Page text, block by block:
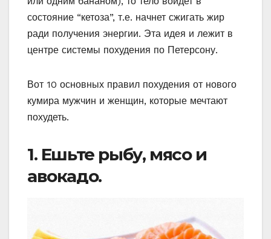
состояние “кетоза”, т.е. начнет сжигать жир
ради получения энергии. Эта идея и лежит в
центре системы похудения по Петерсону.
Вот 10 основных правил похудения от нового
кумира мужчин и женщин, которые мечтают
похудеть.
1. Ешьте рыбу, мясо и
авокадо.